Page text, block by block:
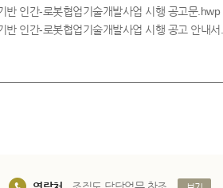
인간-로봇협업기술개발사업 시행 공고문.hwp
인간-로봇협업기술개발사업 시행 공고 안내